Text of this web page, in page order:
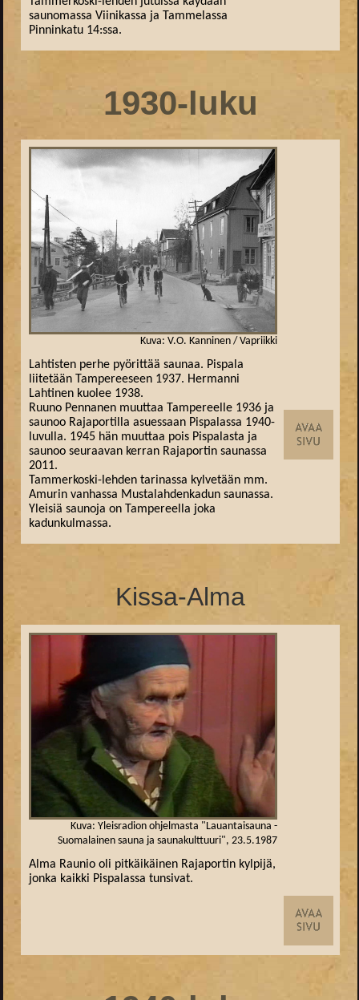
saunomassa Viinikassa ja Tammelassa
Pinninkatu 14:ssa.
1930-luku
Kuva: V.O. Kanninen / Vapriikki
Lahtisten perhe pyörittää saunaa. Pispala
liitetään Tampereeseen 1937. Hermanni
Lahtinen kuolee 1938.
Ruuno Pennanen muuttaa Tampereelle 1936 ja
saunoo Rajaportilla asuessaan Pispalassa 1940-
luvulla. 1945 hän muuttaa pois Pispalasta ja
saunoo seuraavan kerran Rajaportin saunassa
2011.
Tammerkoski-lehden tarinassa kylvetään mm.
Amurin vanhassa Mustalahdenkadun saunassa.
Yleisiä saunoja on Tampereella joka
kadunkulmassa.
Kissa-Alma
Kuva: Yleisradion ohjelmasta "Lauantaisauna -
Suomalainen sauna ja saunakulttuuri", 23.5.1987
Alma Raunio oli pitkäikäinen Rajaportin kylpijä,
jonka kaikki Pispalassa tunsivat.